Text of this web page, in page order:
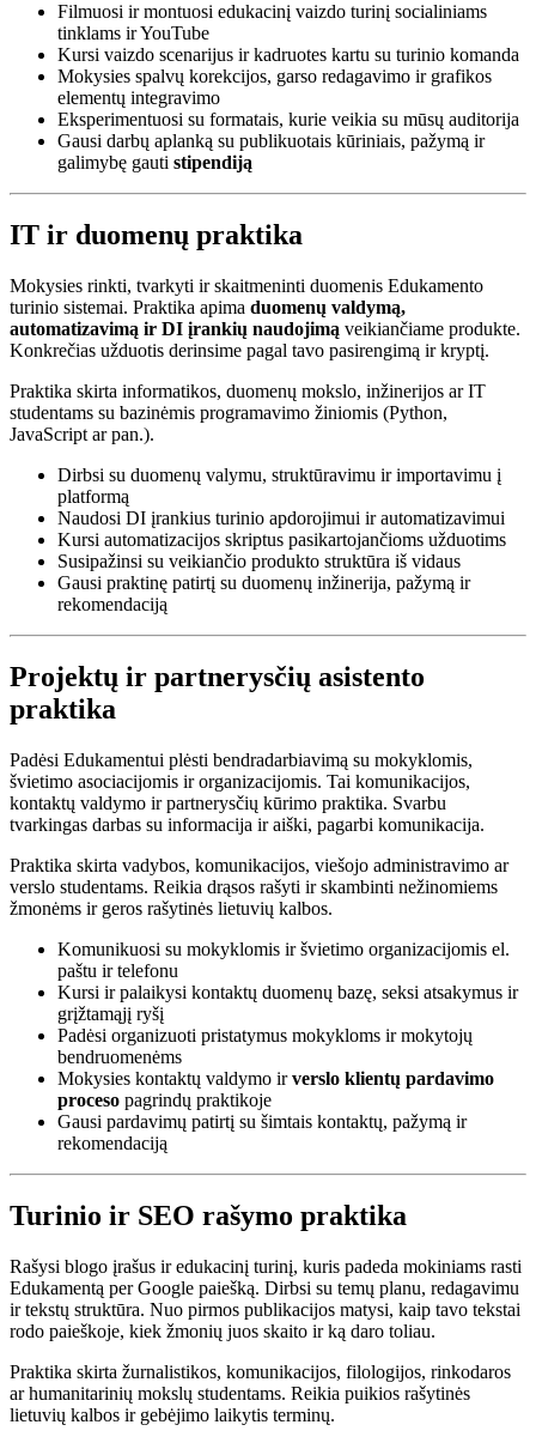
Filmuosi ir montuosi edukacinį vaizdo turinį socialiniams
tinklams ir YouTube
Kursi vaizdo scenarijus ir kadruotes kartu su turinio komanda
Mokysies spalvų korekcijos, garso redagavimo ir grafikos
elementų integravimo
Eksperimentuosi su formatais, kurie veikia su mūsų auditorija
Gausi darbų aplanką su publikuotais kūriniais, pažymą ir
galimybę gauti stipendiją
IT ir duomenų praktika
Mokysies rinkti, tvarkyti ir skaitmeninti duomenis Edukamento
turinio sistemai. Praktika apima duomenų valdymą,
automatizavimą ir DI įrankių naudojimą veikiančiame produkte.
Konkrečias užduotis derinsime pagal tavo pasirengimą ir kryptį.
Praktika skirta informatikos, duomenų mokslo, inžinerijos ar IT
studentams su bazinėmis programavimo žiniomis (Python,
JavaScript ar pan.).
Dirbsi su duomenų valymu, struktūravimu ir importavimu į
platformą
Naudosi DI įrankius turinio apdorojimui ir automatizavimui
Kursi automatizacijos skriptus pasikartojančioms užduotims
Susipažinsi su veikiančio produkto struktūra iš vidaus
Gausi praktinę patirtį su duomenų inžinerija, pažymą ir
rekomendaciją
Projektų ir partnerysčių asistento
praktika
Padėsi Edukamentui plėsti bendradarbiavimą su mokyklomis,
švietimo asociacijomis ir organizacijomis. Tai komunikacijos,
kontaktų valdymo ir partnerysčių kūrimo praktika. Svarbu
tvarkingas darbas su informacija ir aiški, pagarbi komunikacija.
Praktika skirta vadybos, komunikacijos, viešojo administravimo ar
verslo studentams. Reikia drąsos rašyti ir skambinti nežinomiems
žmonėms ir geros rašytinės lietuvių kalbos.
Komunikuosi su mokyklomis ir švietimo organizacijomis el.
paštu ir telefonu
Kursi ir palaikysi kontaktų duomenų bazę, seksi atsakymus ir
grįžtamąjį ryšį
Padėsi organizuoti pristatymus mokykloms ir mokytojų
bendruomenėms
Mokysies kontaktų valdymo irverslo klientų pardavimo
proceso pagrindų praktikoje
Gausi pardavimų patirtį su šimtais kontaktų, pažymą ir
rekomendaciją
Turinio ir SEO rašymo praktika
Rašysi blogo įrašus ir edukacinį turinį, kuris padeda mokiniams rasti
Edukamentą per Google paiešką. Dirbsi su temų planu, redagavimu
ir tekstų struktūra. Nuo pirmos publikacijos matysi, kaip tavo tekstai
rodo paieškoje, kiek žmonių juos skaito ir ką daro toliau.
Praktika skirta žurnalistikos, komunikacijos, filologijos, rinkodaros
ar humanitarinių mokslų studentams. Reikia puikios rašytinės
lietuvių kalbos ir gebėjimo laikytis terminų.